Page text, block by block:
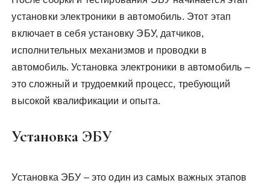
установки электроники в автомобиль. Этот этап
включает в себя установку ЭБУ, датчиков,
исполнительных механизмов и проводки в
автомобиль. Установка электроники в автомобиль –
это сложный и трудоемкий процесс, требующий
высокой квалификации и опыта.
Установка ЭБУ
Установка ЭБУ – это один из самых важных этапов